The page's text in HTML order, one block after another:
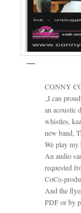
CONNY
„I can
an acoustic
whistles,
new band,
We play my
An audio
requested
CoCo-
And the
PDF or by